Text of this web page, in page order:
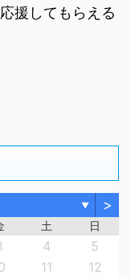
援してもらえる
▼ >
土 日
4
5
11
12